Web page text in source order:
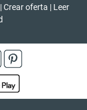
| Crear oferta | Leer